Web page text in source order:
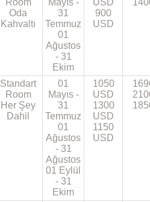
Oda
Kahvaltı
31
Temmuz
01
Ağustos
- 31
Ekim
900
USD
Standart
Room
Her Şey
Dahil
01
Mayıs -
31
Temmuz
01
Ağustos
- 31
Ağustos
01 Eylül
- 31
Ekim
1050
USD
1300
USD
1150
USD